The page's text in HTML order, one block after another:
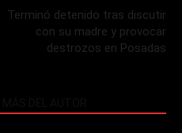
Terminó detenido tras discutir
con su madre y provocar
destrozos en Posadas